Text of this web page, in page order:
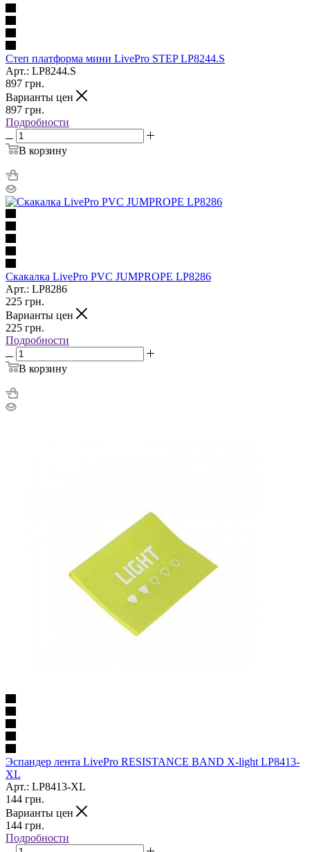
Степ платформа мини LivePro STEP LP8244.S
Арт.: LP8244.S
897 грн.
Варианты цен
897 грн.
Подробности
В корзину
Скакалка LivePro PVC JUMPROPE LP8286
Арт.: LP8286
225 грн.
Варианты цен
225 грн.
Подробности
В корзину
Эспандер лента LivePro RESISTANCE BAND X-light LP8413-
XL
Арт.: LP8413-XL
144 грн.
Варианты цен
144 грн.
Подробности